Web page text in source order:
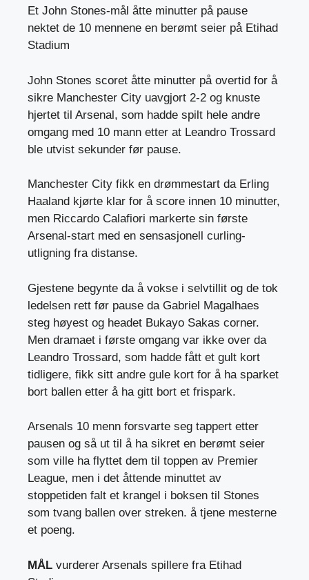
Et John Stones-mål åtte minutter på pause
nektet de 10 mennene en berømt seier på Etihad
Stadium
John Stones scoret åtte minutter på overtid for å
sikre Manchester City uavgjort 2-2 og knuste
hjertet til Arsenal, som hadde spilt hele andre
omgang med 10 mann etter at Leandro Trossard
ble utvist sekunder før pause.
Manchester City fikk en drømmestart da Erling
Haaland kjørte klar for å score innen 10 minutter,
men Riccardo Calafiori markerte sin første
Arsenal-start med en sensasjonell curling-
utligning fra distanse.
Gjestene begynte da å vokse i selvtillit og de tok
ledelsen rett før pause da Gabriel Magalhaes
steg høyest og headet Bukayo Sakas corner.
Men dramaet i første omgang var ikke over da
Leandro Trossard, som hadde fått et gult kort
tidligere, fikk sitt andre gule kort for å ha sparket
bort ballen etter å ha gitt bort et frispark.
Arsenals 10 menn forsvarte seg tappert etter
pausen og så ut til å ha sikret en berømt seier
som ville ha flyttet dem til toppen av Premier
League, men i det åttende minuttet av
stoppetiden falt et krangel i boksen til Stones
som tvang ballen over streken. å tjene mesterne
et poeng.
MÅL vurderer Arsenals spillere fra Etihad